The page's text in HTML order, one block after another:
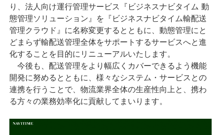
り、法人向け運行管理サービス『ビジネスナビタイム 動
態管理ソリューション』を『ビジネスナビタイム輸配送
管理クラウド』に名称変更するとともに、動態管理にと
どまらず輸配送管理全体をサポートするサービスへと進
化することを目的にリニューアルいたします。
今後も、配送管理をより幅広くカバーできるよう機能
開発に努めるとともに、様々なシステム・サービスとの
連携を行うことで、物流業界全体の生産性向上と、携わ
る方々の業務効率化に貢献してまいります。